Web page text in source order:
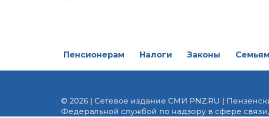
Пенсионерам Налоги Законы Семьям
© 2026 | Сетевое издание СМИ PNZ.RU |
Федеральной службой по надзору в сфере